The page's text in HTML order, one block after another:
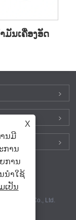
ມັນເຄື່ອງອັດ
Co., Ltd.
X
ນມີ
ການ
ການ
ນໍາໃຊ້
ເປັນ